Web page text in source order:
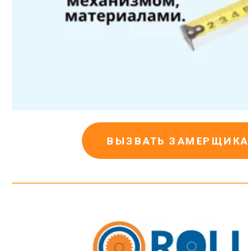
ВЫЗВАТЬ ЗАМЕРЩИКА